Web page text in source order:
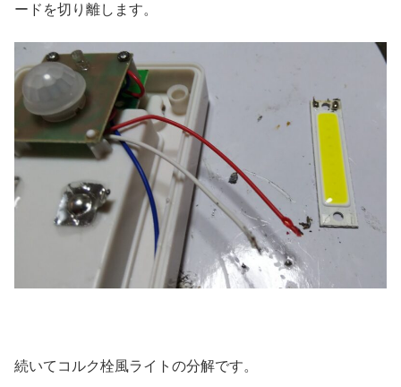
ードを切り離します。
続いてコルク栓風ライトの分解です。